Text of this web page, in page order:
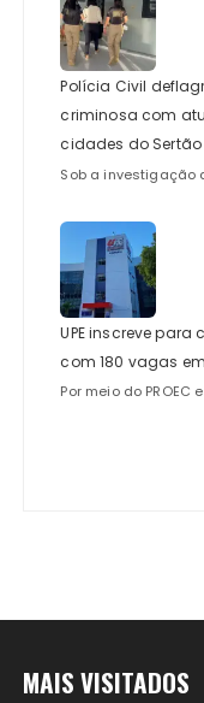
Polícia Civil
criminosa com
cidades do
Sob a investigação
UPE inscreve
com 180 vagas
Por meio do PROEC
MAIS VISITADOS